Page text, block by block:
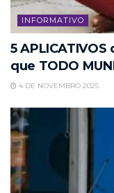
INFORMATIVO
5
que TODO
4 DE NOVEMBRO 2025